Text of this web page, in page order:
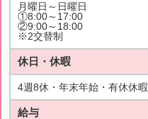
月曜日～日曜日
①8:00～17:00
②9:00～18:00
※2交替制
休日・休暇
4週8休・年末年始・有休休暇
給与